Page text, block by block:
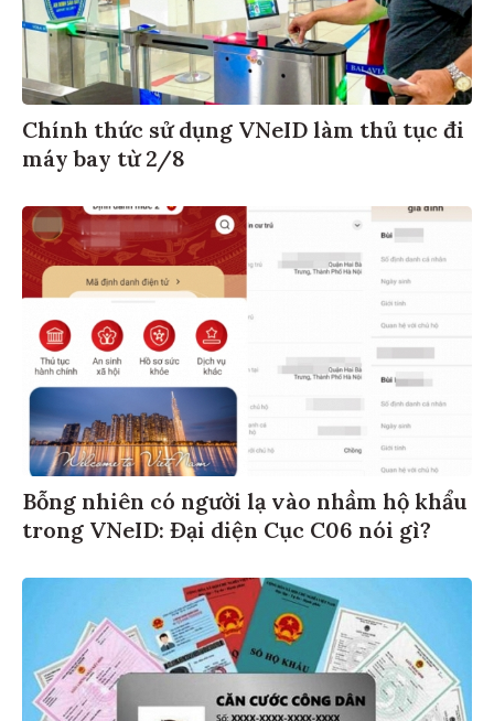
Chính thức sử dụng VNeID làm thủ tục đi
máy bay từ 2/8
Bỗng nhiên có người lạ vào nhầm hộ khẩu
trong VNeID: Đại diện Cục C06 nói gì?